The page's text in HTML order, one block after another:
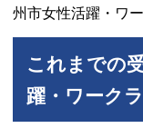
州市女性活躍・ワ
これまでの
躍・ワーク